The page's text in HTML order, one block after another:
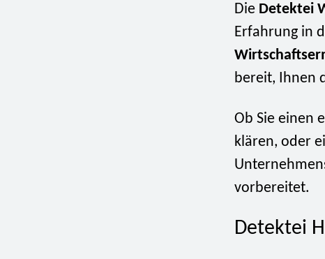
Die Detektei
Erfahrung in
bereit, Ihnen
Ob Sie einen
klären, oder
vorbereitet.
Detektei